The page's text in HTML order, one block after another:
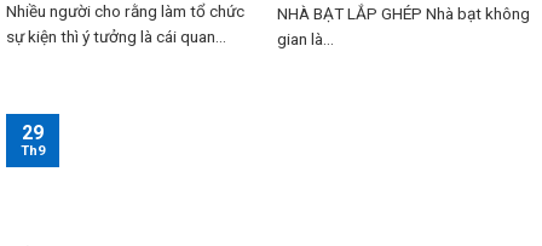
Nhiều người cho rằng làm tổ chức
sự kiện thì ý tưởng là cái quan...
NHÀ BẠT LẮP GHÉP Nhà bạt không
gian là...
29
Th9